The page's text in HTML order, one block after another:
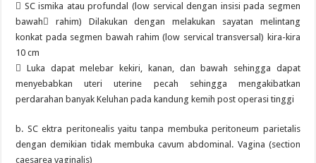
 SC ismika atau profundal (low servical dengan insisi pada segmen
bawah rahim) Dilakukan dengan melakukan sayatan melintang
konkat pada segmen bawah rahim (low servical transversal) kira-kira
10 cm
 Luka dapat melebar kekiri, kanan, dan bawah sehingga dapat
menyebabkan uteri uterine pecah sehingga mengakibatkan
perdarahan banyak Keluhan pada kandung kemih post operasi tinggi
b. SC ektra peritonealis yaitu tanpa membuka peritoneum parietalis
dengan demikian tidak membuka cavum abdominal. Vagina (section
caesarea vaginalis)